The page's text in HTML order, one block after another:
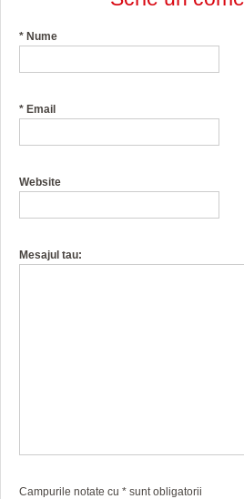
* Nume
* Email
Website
Mesajul tau:
Campurile notate cu * sunt obligatorii